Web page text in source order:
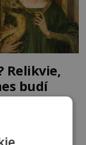
Relikvie,
budí
oděvu.